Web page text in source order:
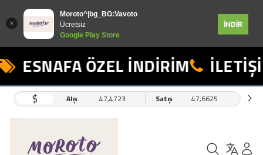
Moroto^|bg_BG:Vavoto
Ücretsiz
Google Play Store
İNDİR
ESNAFA ÖZEL İNDİRİM
$ Alış 47,4723 Satış 47,6625